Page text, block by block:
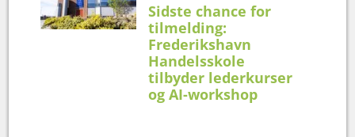
Sidste chance for
tilmelding:
Frederikshavn
Handelsskole
tilbyder lederkurser
og AI-workshop